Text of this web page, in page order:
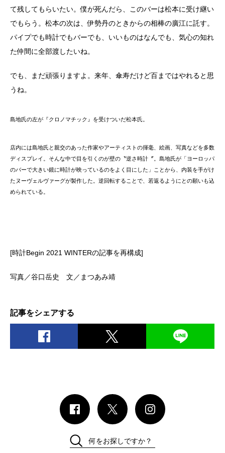
て残してもらいたい。僕が死んだら、このバーは松本に受け継い
でもらう。松本の次は、伊勢丹のときからの相棒の廣江に託す。
パイプでも時計でもバーでも、いいものはなんでも、気心の知れ
た仲間に全部渡したいね。
でも、まだ頑張りますよ。来年、傘寿だけど百まではやれると思
うね。
島地氏の左が『クロノマチック』を受けついだ松本氏。
店内には島地氏と親交のあった作家やアーティストの揮毫、絵画、写真などを多数
ディスプレイ。そんな中で目を引くのが壁の〝逆さ時計〞。島地氏が「ヨーロッパ
のバーで大きい鏡に時計が映っているのをよく目にした」ことから、内装を手がけ
たヌーヴェルヴァーグが製作した。逆回転することで、若返るようにとの願いも込
められている。
[時計Begin 2021 WINTERの記事を再構成]
写真／谷口岳史 文／まつあみ靖
記事をシェアする
何をお探しですか？